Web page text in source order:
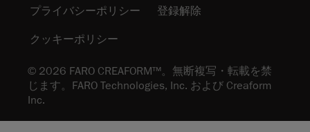
© 2026 FARO CREAFORM™。無断複写・転載を禁
じます。FARO Technologies, Inc. および Creaform
Inc.
プライバシーポリシー 登録解除
クッキーポリシー